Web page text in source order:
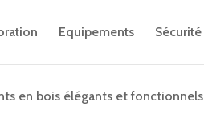
Equipements Sécurité
en bois élégants et fonctionnels